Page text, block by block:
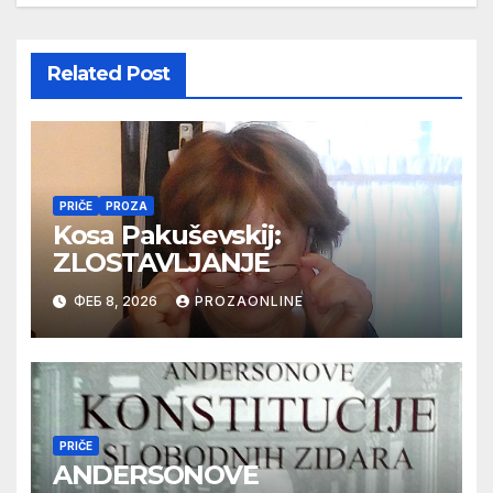
Related Post
PRIČE PROZA
Kosa Pakuševskij:
ZLOSTAVLJANJE
ФЕБ 8, 2026 PROZAONLINE
PRIČE
ANDERSONOVE